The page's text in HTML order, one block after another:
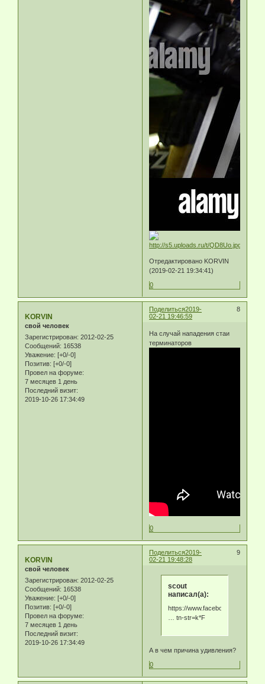
Отредактировано KORVIN
(2019-02-21 19:34:41)
0
Поделиться 8
2019-
02-21 19:46:59
KORVIN
свой человек
Зарегистрирован: 2012-02-25
Сообщений: 16538
Уважение: [+0/-0]
Позитив: [+0/-0]
Провел на форуме:
7 месяцев 1 день
Последний визит:
2019-10-26 17:34:49
На случай нападения стаи
терминаторов
0
Поделиться 9
2019-
02-21 19:48:28
KORVIN
свой человек
Зарегистрирован: 2012-02-25
Сообщений: 16538
Уважение: [+0/-0]
Позитив: [+0/-0]
Провел на форуме:
7 месяцев 1 день
Последний визит:
2019-10-26 17:34:49
scout
написал(а):
https://www.facebook.com/
… tn-str=k*F
А в чем причина удивления?
0